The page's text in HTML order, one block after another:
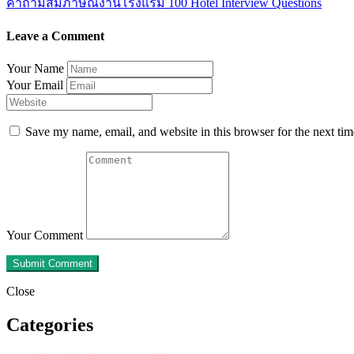
คำถามสัมภาษณ์งานโรงแรม 100 Hotel Interview Questions
Leave a Comment
Your Name
Your Email
Save my name, email, and website in this browser for the next
Your Comment
Close
Categories